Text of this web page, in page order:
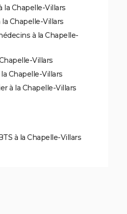
la Chapelle-Villars
Chapelle-Villars
à la Chapelle-
Villars
Chapelle-Villars
à la Chapelle-Villars
à la Chapelle-Villars